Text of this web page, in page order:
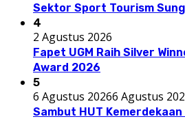
Sektor Sport Tourism
4
2 Agustus 2026
Fapet UGM Raih Silver
Award 2026
5
6 Agustus 20266 Agustus
Sambut HUT Kemerdekaan